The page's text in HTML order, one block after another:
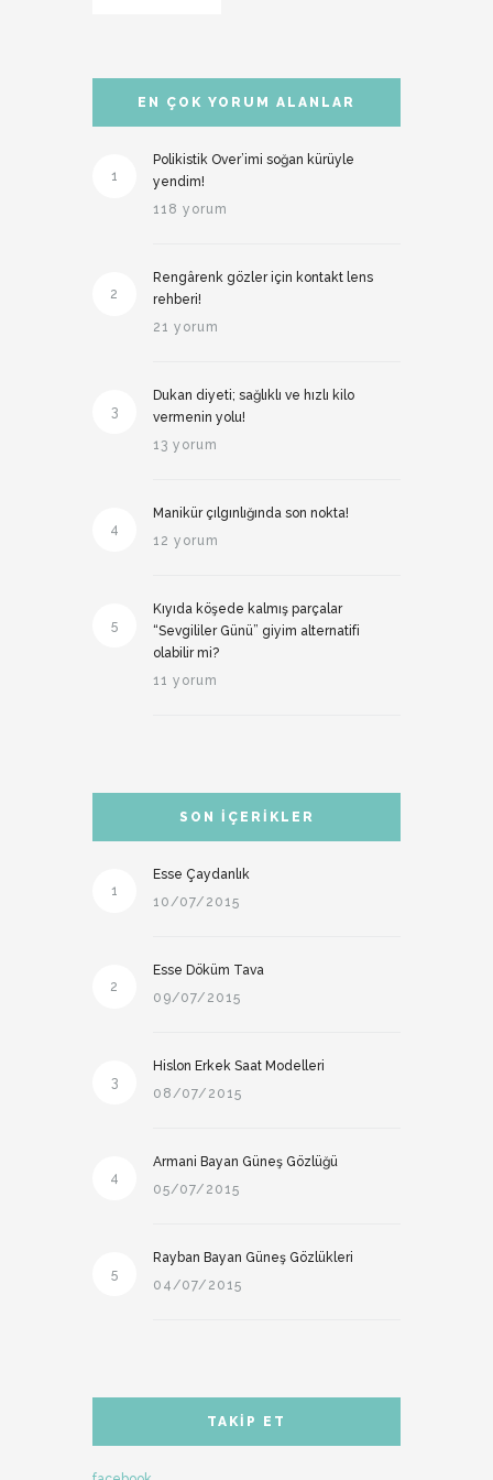
EN ÇOK YORUM ALANLAR
1
Polikistik Over’imi soğan kürüyle
yendim!
118 yorum
2
Rengârenk gözler için kontakt lens
rehberi!
21 yorum
3
Dukan diyeti; sağlıklı ve hızlı kilo
vermenin yolu!
13 yorum
4
Manikür çılgınlığında son nokta!
12 yorum
5
Kıyıda köşede kalmış parçalar
“Sevgililer Günü” giyim alternatifi
olabilir mi?
11 yorum
SON İÇERIKLER
1
Esse Çaydanlık
10/07/2015
2
Esse Döküm Tava
09/07/2015
3
Hislon Erkek Saat Modelleri
08/07/2015
4
Armani Bayan Güneş Gözlüğü
05/07/2015
5
Rayban Bayan Güneş Gözlükleri
04/07/2015
TAKIP ET